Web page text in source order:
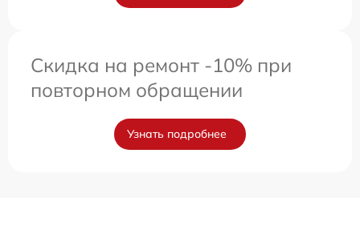
Скидка на ремонт -10% при
повторном обращении
Узнать подробнее